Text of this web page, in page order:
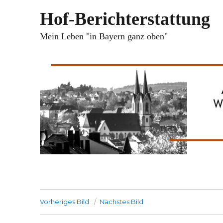
Hof-Berichterstattung
Mein Leben "in Bayern ganz oben"
Vorheriges Bild Nächstes Bild